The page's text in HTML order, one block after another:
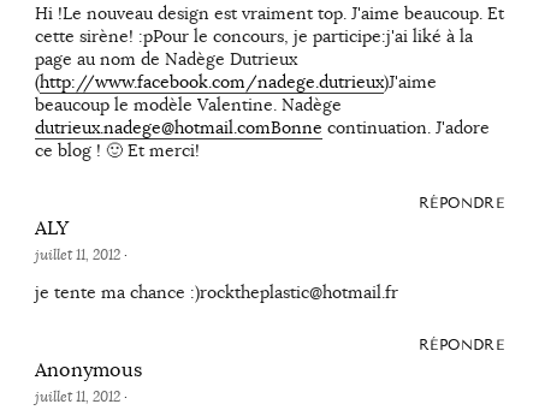
Hi !Le nouveau design est vraiment top. J'aime beaucoup. Et
cette sirène! :pPour le concours, je participe:j'ai liké à la
page au nom de Nadège Dutrieux
(http://www.facebook.com/nadege.dutrieux)J'aime
beaucoup le modèle Valentine. Nadège
dutrieux.nadege@hotmail.comBonne continuation. J'adore
ce blog ! 🙂 Et merci!
RÉPONDRE
ALY
juillet 11, 2012·
je tente ma chance :)rocktheplastic@hotmail.fr
RÉPONDRE
Anonymous
juillet 11, 2012·